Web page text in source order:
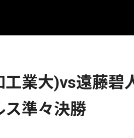
工業大)vs遠藤碧
ス準々決勝